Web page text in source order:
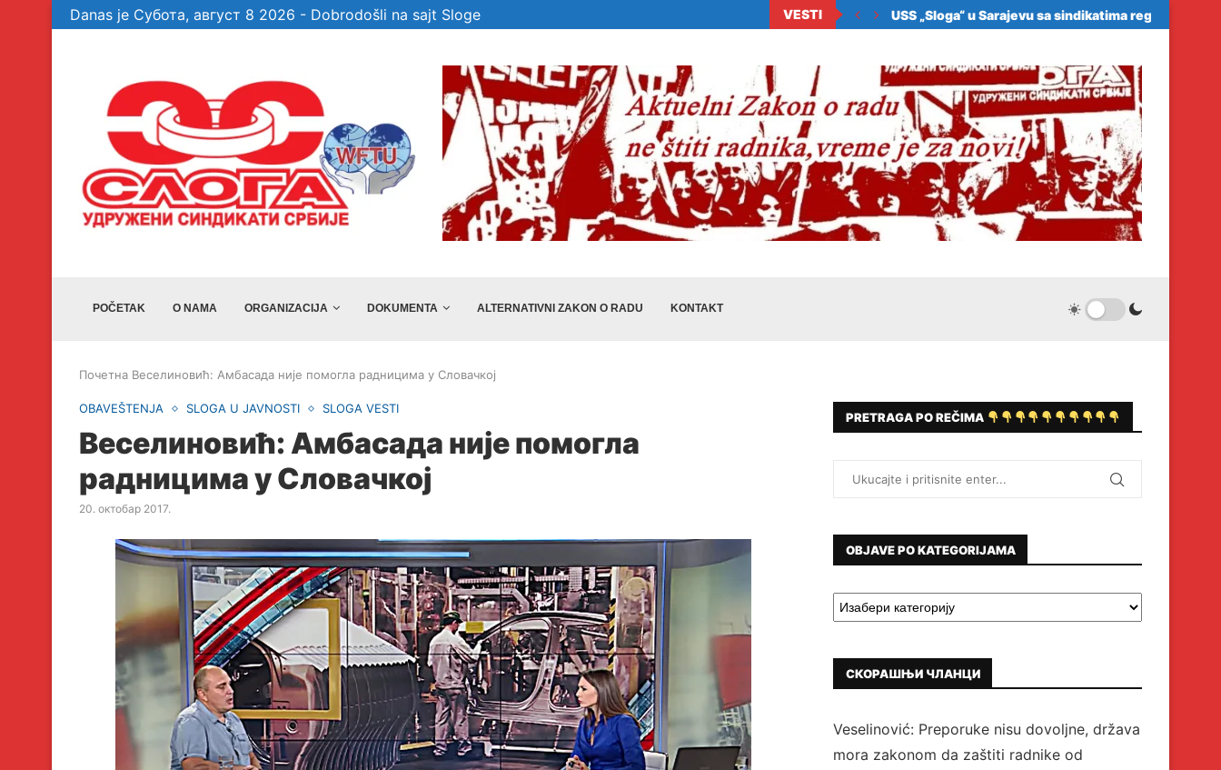
Danas je Субота, август 8 2026 - Dobrodošli na sajt Sloge VESTI
„Sloge“ ne...Veselinović: Preporuke nisu dovoljne, država mora zakonom da...USS „Sloga“ u Sarajevu sa sindikatima regiona: Samo... Ekstremne vrućine zahtevaju hitnu zaštitu radnika
POČETAK O NAMA ORGANIZACIJA DOKUMENTA ALTERNATIVNI ZAKON O RADU KONTAKT
Почетна Веселиновић: Амбасада није помогла радницима у Словачкој
OBAVEŠTENJA SLOGA U JAVNOSTI SLOGA VESTI
Веселиновић: Амбасада није помогла
радницима у Словачкој
20. октобар 2017.
PRETRAGA PO REČIMA
OBJAVE PO KATEGORIJAMA
СКОРАШЊИ ЧЛАНЦИ
Veselinović: Preporuke nisu dovoljne, država
mora zakonom da zaštiti radnike od